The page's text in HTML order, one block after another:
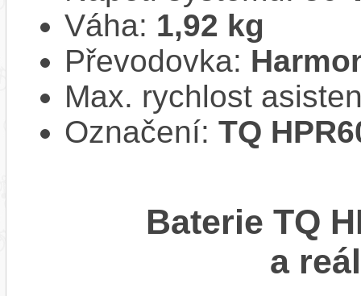
Váha: 1,92 kg
Převodovka:
Max. rychlost
Označení: TQ
Baterie TQ
a